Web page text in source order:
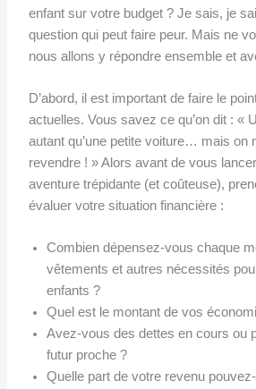
enfant sur votre budget ? Je sais, je
question qui peut faire peur. Mais ne
nous allons y répondre ensemble et
D’abord, il est important de faire le
actuelles. Vous savez ce qu’on dit : «
autant qu’une petite voiture… mais on
revendre ! » Alors avant de vous
aventure trépidante (et coûteuse),
évaluer votre situation financière :
Combien dépensez-vous chaque
vêtements et autres nécessités
enfants ?
Quel est le montant de vos
Avez-vous des dettes en cours ou
futur proche ?
Quelle part de votre revenu